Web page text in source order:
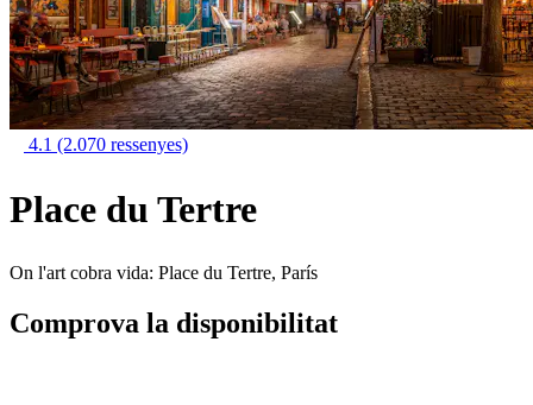
4.1 (2.070 ressenyes)
Place du Tertre
On l'art cobra vida: Place du Tertre, París
Comprova la disponibilitat